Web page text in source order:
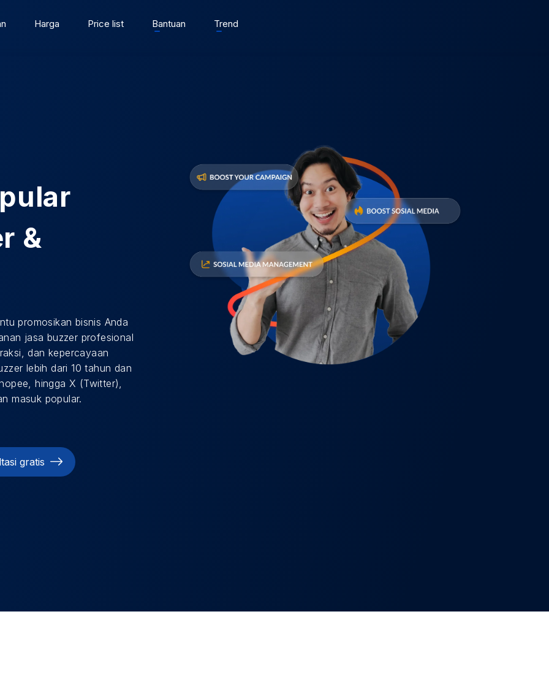
Harga Price list Bantuan Trend
&
promosikan bisnis Anda
jasa buzzer profesional
dan kepercayaan
lebih dari 10 tahun dan
hingga X (Twitter),
masuk popular.
gratis